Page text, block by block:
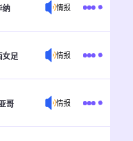
纳 情报
女足 情报
哥 情报